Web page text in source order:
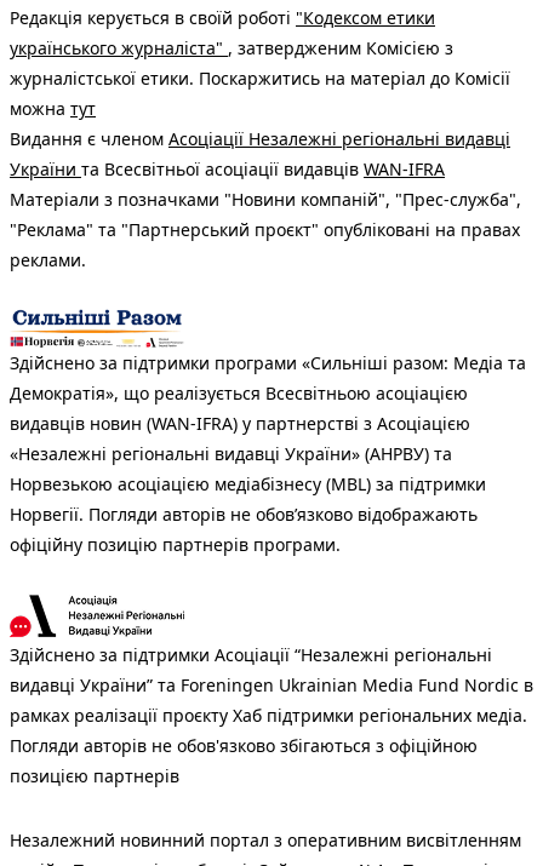
Редакція керується в своїй роботі "Кодексом етики
українського журналіста" , затвердженим Комісією з
журналістської етики. Поскаржитись на матеріал до Комісії
можна тут
Видання є членом Асоціації Незалежні регіональні видавці
України та Всесвітньої асоціації видавців WAN-IFRA
Матеріали з позначками "Новини компаній", "Прес-служба",
"Реклама" та "Партнерський проєкт" опубліковані на правах
реклами.
Здійснено за підтримки програми «Сильніші разом: Медіа та
Демократія», що реалізується Всесвітньою асоціацією
видавців новин (WAN-IFRA) у партнерстві з Асоціацією
«Незалежні регіональні видавці України» (АНРВУ) та
Норвезькою асоціацією медіабізнесу (MBL) за підтримки
Норвегії. Погляди авторів не обов’язково відображають
офіційну позицію партнерів програми.
Здійснено за підтримки Асоціації “Незалежні регіональні
видавці України” та Foreningen Ukrainian Media Fund Nordic в
рамках реалізації проєкту Хаб підтримки регіональних медіа.
Погляди авторів не обов'язково збігаються з офіційною
позицією партнерів
Незалежний новинний портал з оперативним висвітленням